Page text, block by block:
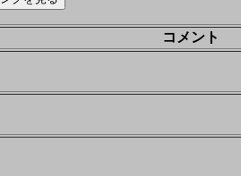
コメント